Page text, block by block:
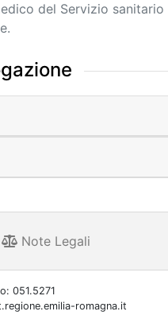
del Servizio sanitario
Note Legali
051.5271
romagna.it